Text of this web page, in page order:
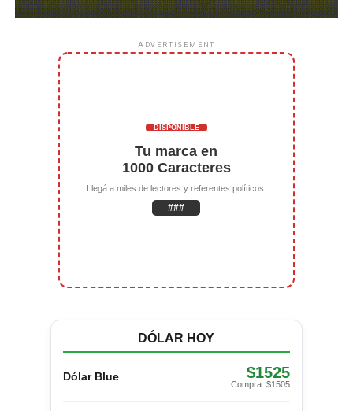
ADVERTISEMENT
DISPONIBLE
Tu marca en
1000 Caracteres
Llegá a miles de lectores y referentes políticos.
###
DÓLAR HOY
Dólar Blue $1525
Compra: $1505